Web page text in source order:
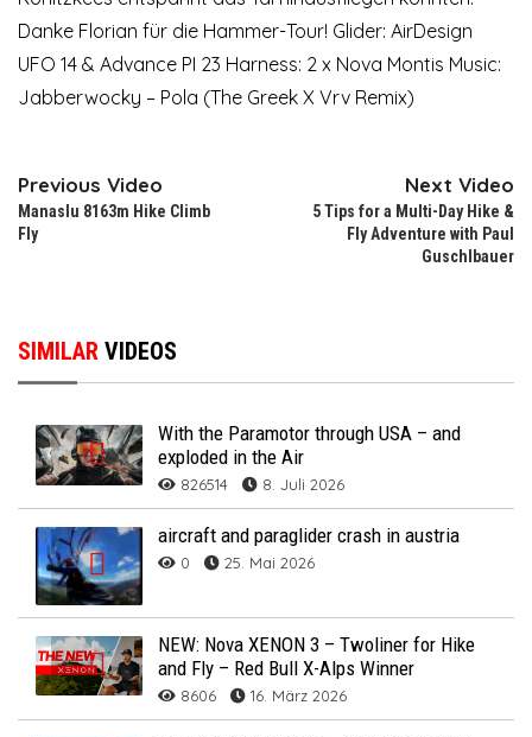
Danke Florian für die Hammer-Tour! Glider: AirDesign
UFO 14 & Advance PI 23 Harness: 2 x Nova Montis Music:
Jabberwocky – Pola (The Greek X Vrv Remix)
Previous Video
Manaslu 8163m Hike Climb
Fly
Next Video
5 Tips for a Multi-Day Hike &
Fly Adventure with Paul
Guschlbauer
SIMILAR VIDEOS
With the Paramotor through USA – and
exploded in the Air
826514 8. Juli 2026
aircraft and paraglider crash in austria
0 25. Mai 2026
NEW: Nova XENON 3 – Twoliner for Hike
and Fly – Red Bull X-Alps Winner
8606 16. März 2026